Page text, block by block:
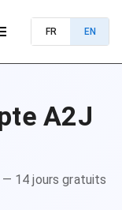
FR EN
A2J
— 14 jours gratuits